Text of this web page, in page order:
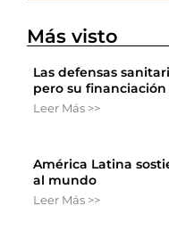
Más visto
Las defensas
pero su
Leer Más >>
América Latina
al mundo
Leer Más >>